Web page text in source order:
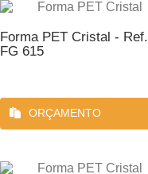
Forma PET Cristal - Ref.
FG 615
ORÇAMENTO